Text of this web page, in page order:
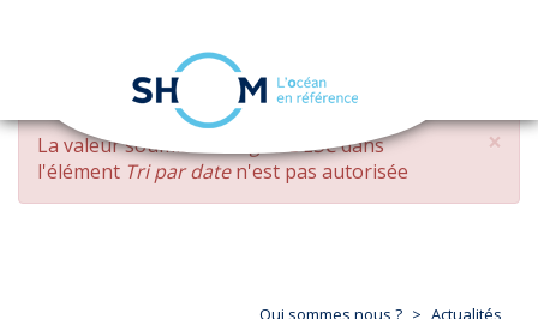
Aller
contenu
principal
navigation
×
MESSAGE
D'ERREUR
La valeur soumise changed DESCdans
l'élément Tri par daten'est pas autorisée
Qui sommes nous ? Actualités